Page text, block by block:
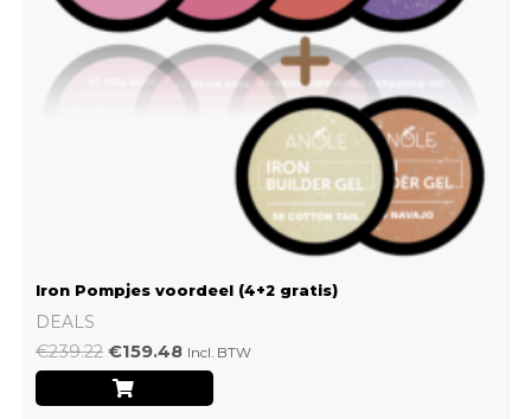
Iron Pompjes voordeel (4+2 gratis)
DEALS
€239.22 €159.48 Incl. BTW